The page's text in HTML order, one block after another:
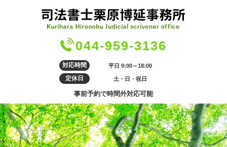
044-959-3136
対応時間 平日 9:00～18:00
定休日 土・日・祝日
事前予約で時間外対応可能